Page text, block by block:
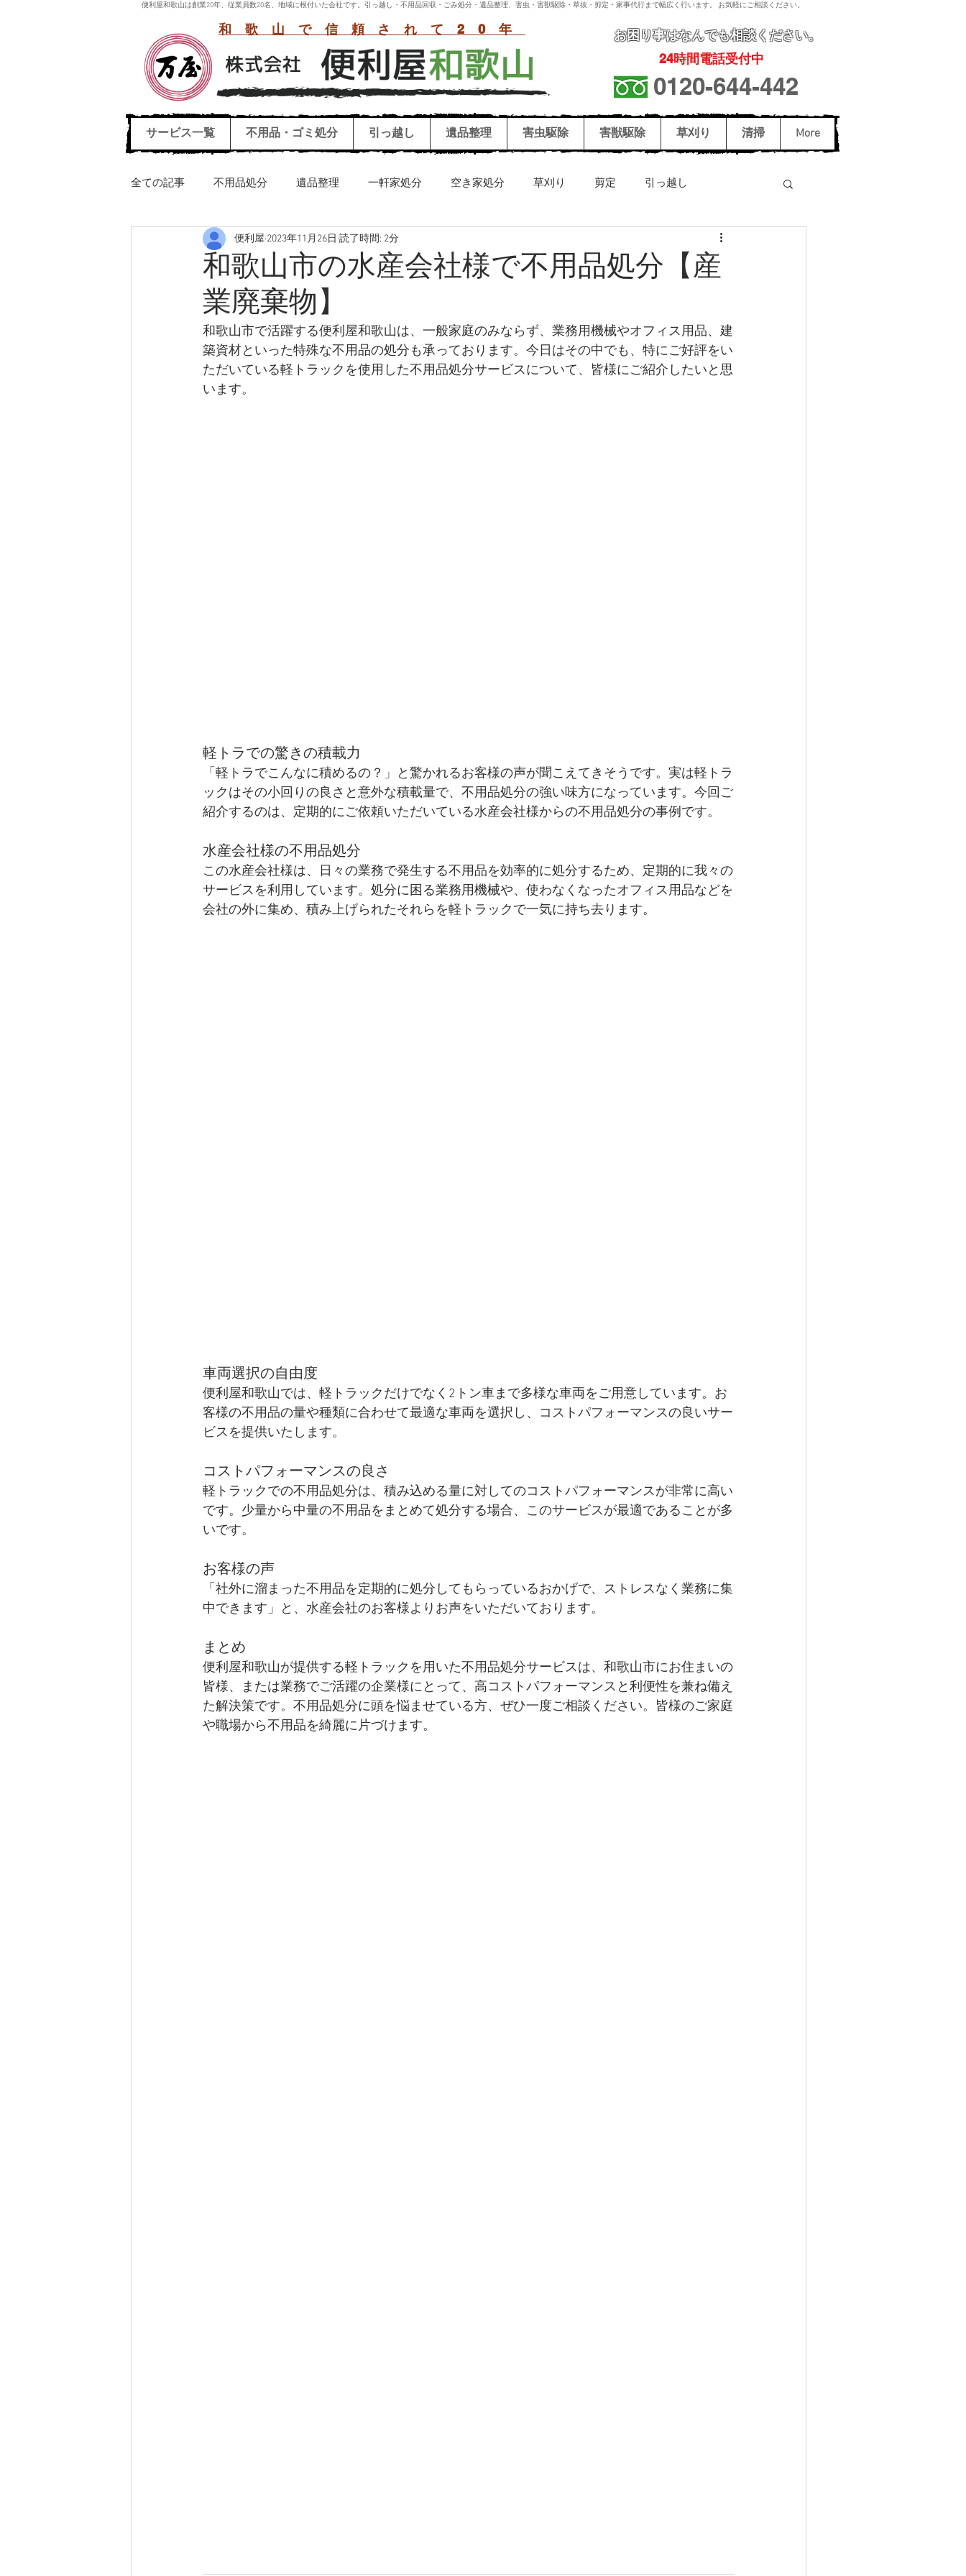
便利屋和歌山は創業20年、従業員数20名、地域に根付いた会社です。引っ越し・不用品回収・ごみ処分・遺品整理、害虫・害獣駆除・草抜・剪定・家事代行まで幅広く行います。 お気軽にご相談ください。
和歌山で信頼されて20年
24時間電話受付中
0120-644-442
お困り事はなんでも相談ください。
サービス一覧 不用品・ゴミ処分 引っ越し 遺品整理 害虫駆除 害獣駆除 草刈り 清掃 More
全ての記事 不用品処分 遺品整理 一軒家処分 空き家処分 草刈り 剪定 引っ越し
引っ越しごみ処分 ハウスクリーニング スズメバチ駆除
エレクトーン運び出し処分 お墓参り代行
溝掃除 ネズミ駆除 海南市 不用品関連記事 ごみ屋敷清掃 湯浅町 田辺市
和歌山市の水産会社様で不用品処分【産
業廃棄物】
便利屋 2023年11月26日 読了時間: 2分
和歌山市で活躍する便利屋和歌山は、一般家庭のみならず、業務用機械やオフィス用品、建
築資材といった特殊な不用品の処分も承っております。今日はその中でも、特にご好評をい
ただいている軽トラックを使用した不用品処分サービスについて、皆様にご紹介したいと思
います。
軽トラでの驚きの積載力
「軽トラでこんなに積めるの？」と驚かれるお客様の声が聞こえてきそうです。実は軽トラ
ックはその小回りの良さと意外な積載量で、不用品処分の強い味方になっています。今回ご
紹介するのは、定期的にご依頼いただいている水産会社様からの不用品処分の事例です。
水産会社様の不用品処分
この水産会社様は、日々の業務で発生する不用品を効率的に処分するため、定期的に我々の
サービスを利用しています。処分に困る業務用機械や、使わなくなったオフィス用品などを
会社の外に集め、積み上げられたそれらを軽トラックで一気に持ち去ります。
車両選択の自由度
便利屋和歌山では、軽トラックだけでなく2トン車まで多様な車両をご用意しています。お
客様の不用品の量や種類に合わせて最適な車両を選択し、コストパフォーマンスの良いサー
ビスを提供いたします。
コストパフォーマンスの良さ
軽トラックでの不用品処分は、積み込める量に対してのコストパフォーマンスが非常に高い
です。少量から中量の不用品をまとめて処分する場合、このサービスが最適であることが多
いです。
お客様の声
「社外に溜まった不用品を定期的に処分してもらっているおかげで、ストレスなく業務に集
中できます」と、水産会社のお客様よりお声をいただいております。
まとめ
便利屋和歌山が提供する軽トラックを用いた不用品処分サービスは、和歌山市にお住まいの
皆様、または業務でご活躍の企業様にとって、高コストパフォーマンスと利便性を兼ね備え
た解決策です。不用品処分に頭を悩ませている方、ぜひ一度ご相談ください。皆様のご家庭
や職場から不用品を綺麗に片づけます。